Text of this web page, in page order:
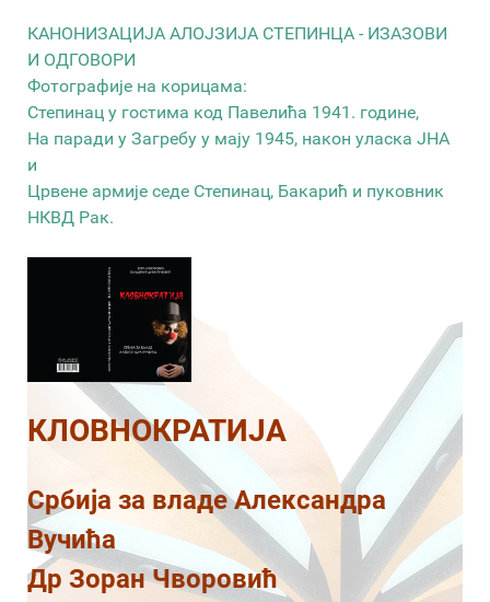
КАНОНИЗАЦИЈА АЛОЈЗИЈА СТЕПИНЦА - ИЗАЗОВИ
И ОДГОВОРИ
Фотографије на корицама:
Степинац у гостима код Павелића 1941. године,
На паради у Загребу у мају 1945, након уласка ЈНА
и
Црвене армије седе Степинац, Бакарић и пуковник
НКВД Рак.
КЛОВНОКРАТИЈА
Србија за владе Александра
Вучића
Др Зоран Чворовић